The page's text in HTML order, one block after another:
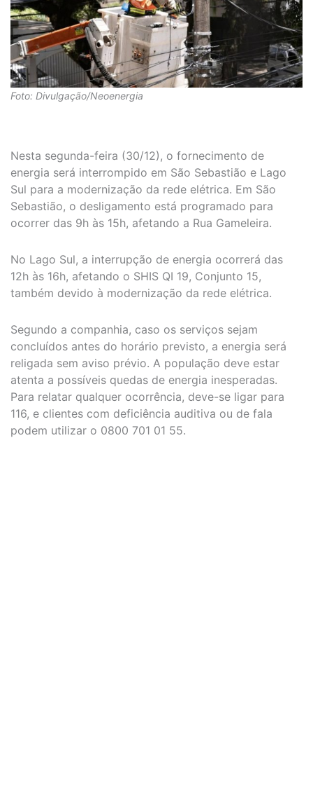
Foto: Divulgação/Neoenergia
Nesta segunda-feira (30/12), o fornecimento de
energia será interrompido em São Sebastião e Lago
Sul para a modernização da rede elétrica. Em São
Sebastião, o desligamento está programado para
ocorrer das 9h às 15h, afetando a Rua Gameleira.
No Lago Sul, a interrupção de energia ocorrerá das
12h às 16h, afetando o SHIS QI 19, Conjunto 15,
também devido à modernização da rede elétrica.
Segundo a companhia, caso os serviços sejam
concluídos antes do horário previsto, a energia será
religada sem aviso prévio. A população deve estar
atenta a possíveis quedas de energia inesperadas.
Para relatar qualquer ocorrência, deve-se ligar para
116, e clientes com deficiência auditiva ou de fala
podem utilizar o 0800 701 01 55.